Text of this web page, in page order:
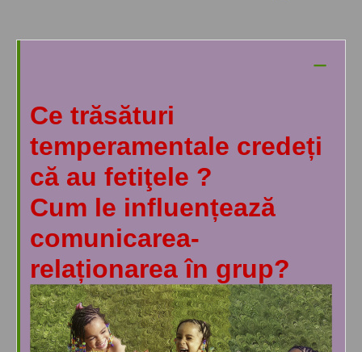
–
Ce trăsături
temperamentale credeți
că au fetiţele ?
Cum le influențează
comunicarea-
relaționarea în grup?